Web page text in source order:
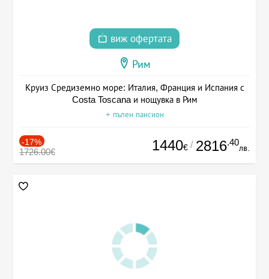
виж офертата
Рим
Круиз Средиземно море: Италия, Франция и Испания с
Costa Toscana и нощувка в Рим
+ пълен пансион
-17%
1726.00€ 1440€ / 2816.40
лв.